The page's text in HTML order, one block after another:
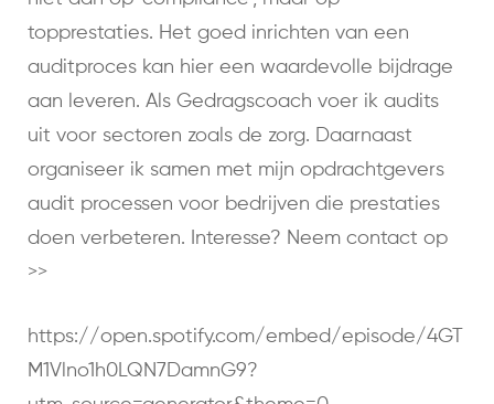
topprestaties. Het goed inrichten van een
auditproces kan hier een waardevolle bijdrage
aan leveren. Als Gedragscoach voer ik audits
uit voor sectoren zoals de zorg. Daarnaast
organiseer ik samen met mijn opdrachtgevers
audit processen voor bedrijven die prestaties
doen verbeteren. Interesse? Neem contact op
>>
https://open.spotify.com/embed/episode/4GT
M1Vlno1h0LQN7DamnG9?